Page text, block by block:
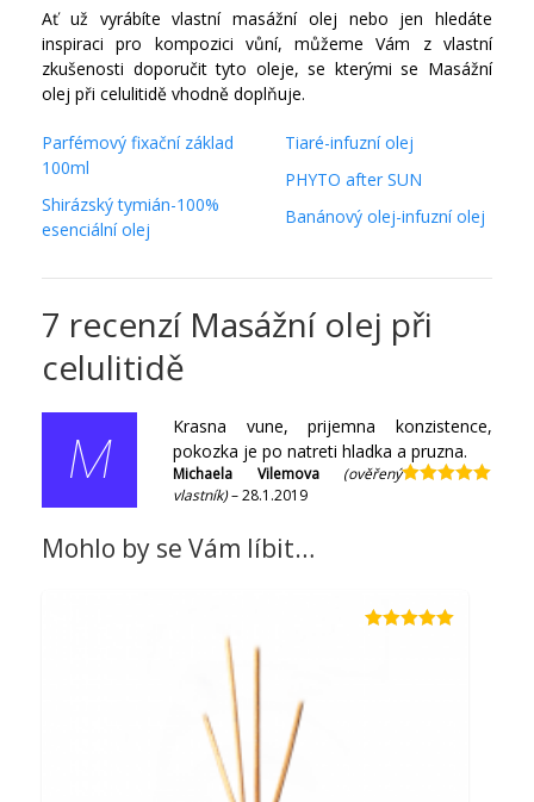
Ať už vyrábíte vlastní masážní olej nebo jen hledáte
inspiraci pro kompozici vůní, můžeme Vám z vlastní
zkušenosti doporučit tyto oleje, se kterými se Masážní
olej při celulitidě vhodně doplňuje.
Parfémový fixační základ
100ml
Shirázský tymián-100%
esenciální olej
Tiaré-infuzní olej
PHYTO after SUN
Banánový olej-infuzní olej
7 recenzí Masážní olej při
celulitidě
M
Krasna vune, prijemna konzistence,
pokozka je po natreti hladka a pruzna.
Michaela Vilemova (ověřený
vlastník)–28.1.2019
Mohlo by se Vám líbit…